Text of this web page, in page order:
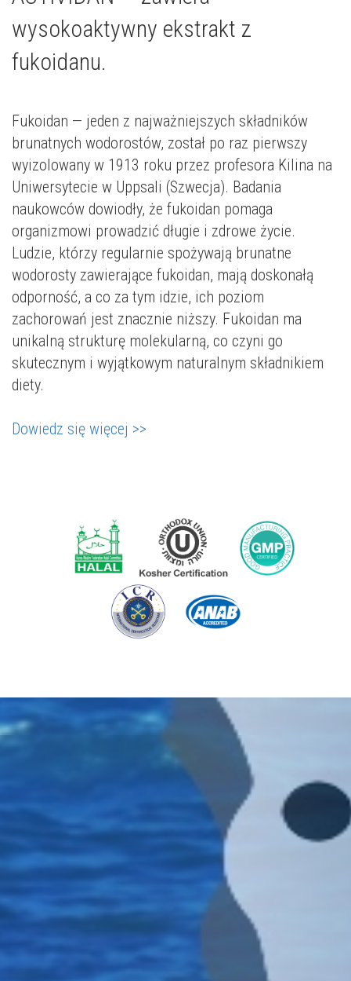
wysokoaktywny ekstrakt z
fukoidanu.
Fukoidan — jeden z najważniejszych składników
brunatnych wodorostów, został po raz pierwszy
wyizolowany w 1913 roku przez profesora Kilina na
Uniwersytecie w Uppsali (Szwecja). Badania
naukowców dowiodły, że fukoidan pomaga
organizmowi prowadzić długie i zdrowe życie.
Ludzie, którzy regularnie spożywają brunatne
wodorosty zawierające fukoidan, mają doskonałą
odporność, a co za tym idzie, ich poziom
zachorowań jest znacznie niższy. Fukoidan ma
unikalną strukturę molekularną, co czyni go
skutecznym i wyjątkowym naturalnym składnikiem
diety.
Dowiedz się więcej >>